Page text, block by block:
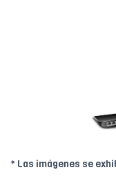
* Las imágenes se